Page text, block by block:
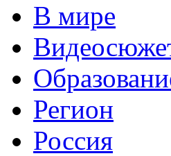
В мире
Регион
Россия